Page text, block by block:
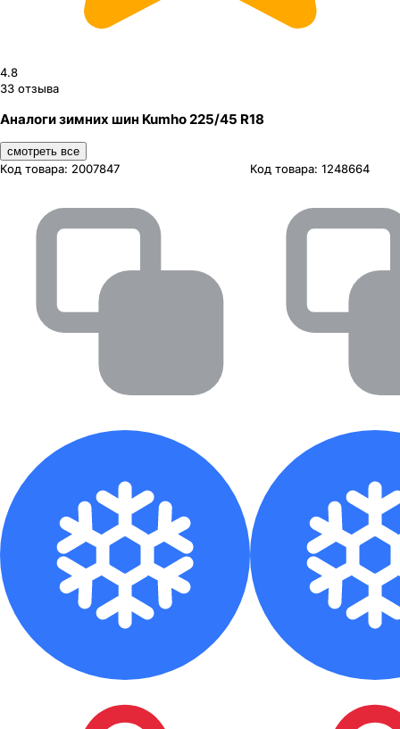
4.8
33 отзыва
Аналоги зимних шин Kumho 225/45 R18
смотреть все
Код товара: 2007847 Код товара: 1248664